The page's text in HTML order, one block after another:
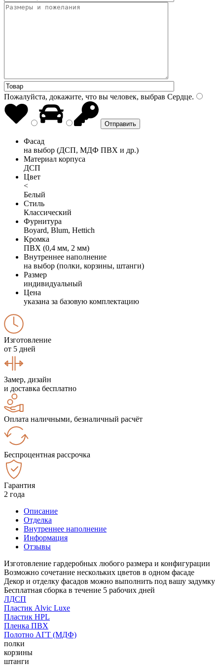
Пожалуйста, докажите, что вы человек, выбрав Сердце.
Фасад
на выбор (ДСП, МДФ ПВХ и др.)
Материал корпуса
ДСП
Цвет
<
Белый
Стиль
Классический
Фурнитура
Boyard, Blum, Hettich
Кромка
ПВХ (0,4 мм, 2 мм)
Внутреннее наполнение
на выбор (полки, корзины, штанги)
Размер
индивидуальный
Цена
указана за базовую комплектацию
Изготовление
от 5 дней
Замер, дизайн
и доставка бесплатно
Оплата наличными, безналичный расчёт
Беспроцентная рассрочка
Гарантия
2 года
Описание
Отделка
Внутреннее наполнение
Информация
Отзывы
Изготовление гардеробных любого размера и конфигурации
Возможно сочетание нескольких цветов в одном фасаде
Декор и отделку фасадов можно выполнить под вашу задумку
Бесплатная сборка в течение 5 рабочих дней
ЛДСП
Пластик Alvic Luxe
Пластик HPL
Пленка ПВХ
Полотно АГТ (МДФ)
полки
корзины
штанги